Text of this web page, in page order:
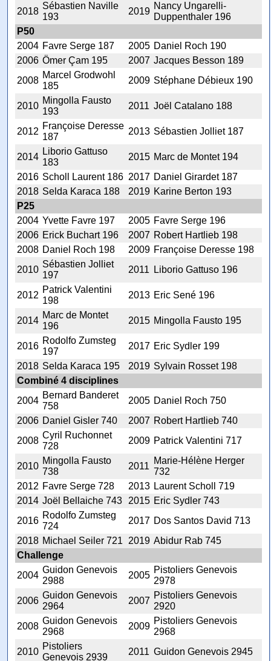
2018
Sébastien Naville
193
2019
Nancy Ungarelli-
Duppenthaler 196
P50
2004 Favre Serge 187 2005 Daniel Roch 190
2006 Ömer Çam 195 2007 Jacques Besson 189
2008
Marcel Grodwohl
185
2009 Stéphane Débieux 190
2010
Mingolla Fausto
193
2011 Joël Catalano 188
2012
Françoise Deresse
187
2013 Sébastien Jolliet 187
2014
Liborio Gattuso
183
2015 Marc de Montet 194
2016 Scholl Laurent 186 2017 Daniel Girardet 187
2018 Selda Karaca 188 2019 Karine Berton 193
P25
2004 Yvette Favre 197 2005 Favre Serge 196
2006 Erick Buchart 196 2007 Robert Hartlieb 198
2008 Daniel Roch 198 2009 Françoise Deresse 198
2010
Sébastien Jolliet
197
2011 Liborio Gattuso 196
2012
Patrick Valentini
198
2013 Eric Sené 196
2014
Marc de Montet
196
2015 Mingolla Fausto 195
2016
Rodolfo Zumsteg
197
2017 Eric Sydler 199
2018 Selda Karaca 195 2019 Sylvain Rosset 198
Combiné 4 disciplines
2004
Bernard Banderet
758
2005 Daniel Roch 750
2006 Daniel Gisler 740 2007 Robert Hartlieb 740
2008
Cyril Ruchonnet
728
2009 Patrick Valentini 717
2010
Mingolla Fausto
738
2011
Marie-Hélène Herger
732
2012 Favre Serge 728 2013 Laurent Scholl 719
2014 Joël Bellaiche 743 2015 Eric Sydler 743
2016
Rodolfo Zumsteg
724
2017 Dos Santos David 713
2018 Michael Seiler 721 2019 Abidur Rab 745
Challenge
2004
Guidon Genevois
2988
2005
Pistoliers Genevois
2978
2006
Guidon Genevois
2964
2007
Pistoliers Genevois
2920
2008
Guidon Genevois
2968
2009
Pistoliers Genevois
2968
2010
Pistoliers
Genevois 2939
2011 Guidon Genevois 2945